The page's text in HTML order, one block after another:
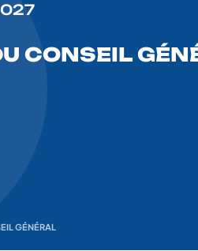
CONSEIL
GÉNÉRAL